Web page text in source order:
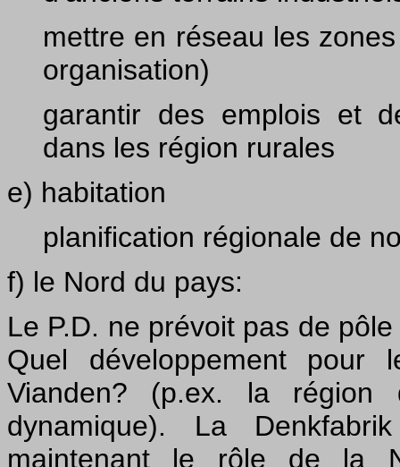
mettre en réseau les
organisation)
garantir des emplois et
dans les région rurales
e) habitation
planification régionale de
f) le Nord du pays:
Le P.D. ne prévoit pas de
Quel développement pour
Vianden? (p.ex. la région
dynamique). La
maintenant le rôle de la